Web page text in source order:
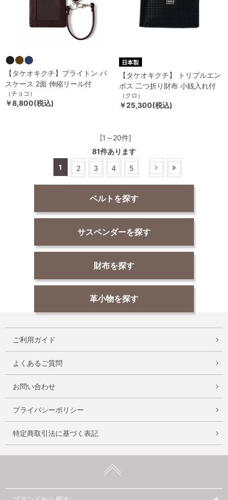
【タケオキクチ】ブライトン パ
スケース 2面 伸縮リール付
（チョコ）
￥8,800(税込)
【タケオキクチ】 トリプルエン
ボス 二つ折り財布 小銭入れ付
（クロ）
￥25,300(税込)
[1～20件]
81件あります
1
2 3 4 5
ベルトを探す
サスペンダーを探す
財布を探す
革小物を探す
ご利用ガイド
よくあるご質問
お問い合わせ
プライバシーポリシー
特定商取引法に基づく表記